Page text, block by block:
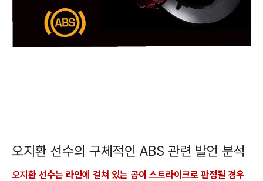
오지환 선수의 구체적인 ABS 관련 발언 분석
오지환 선수는 라인에 걸쳐 있는 공이 스트라이크로 판정될 경우